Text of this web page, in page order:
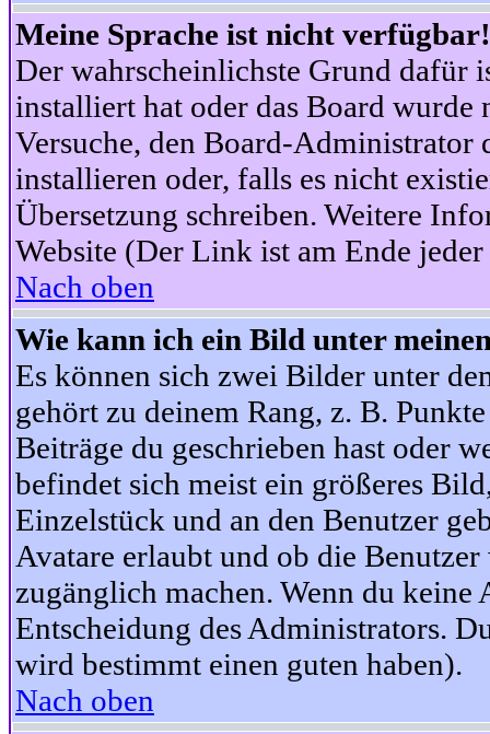
Meine Sprache ist nicht verfügbar!
Der wahrscheinlichste Grund dafür
installiert hat oder das Board wurde
Versuche, den Board-Administrator
installieren oder, falls es nicht
Übersetzung schreiben. Weitere
Website (Der Link ist am Ende jeder
Nach oben
Wie kann ich ein Bild unter
Es können sich zwei Bilder unter
gehört zu deinem Rang, z. B.
Beiträge du geschrieben hast oder
befindet sich meist ein größeres
Einzelstück und an den Benutzer
Avatare erlaubt und ob die
zugänglich machen. Wenn du keine
Entscheidung des Administrators.
wird bestimmt einen guten haben).
Nach oben